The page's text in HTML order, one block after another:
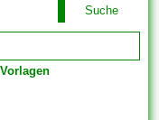
Suche